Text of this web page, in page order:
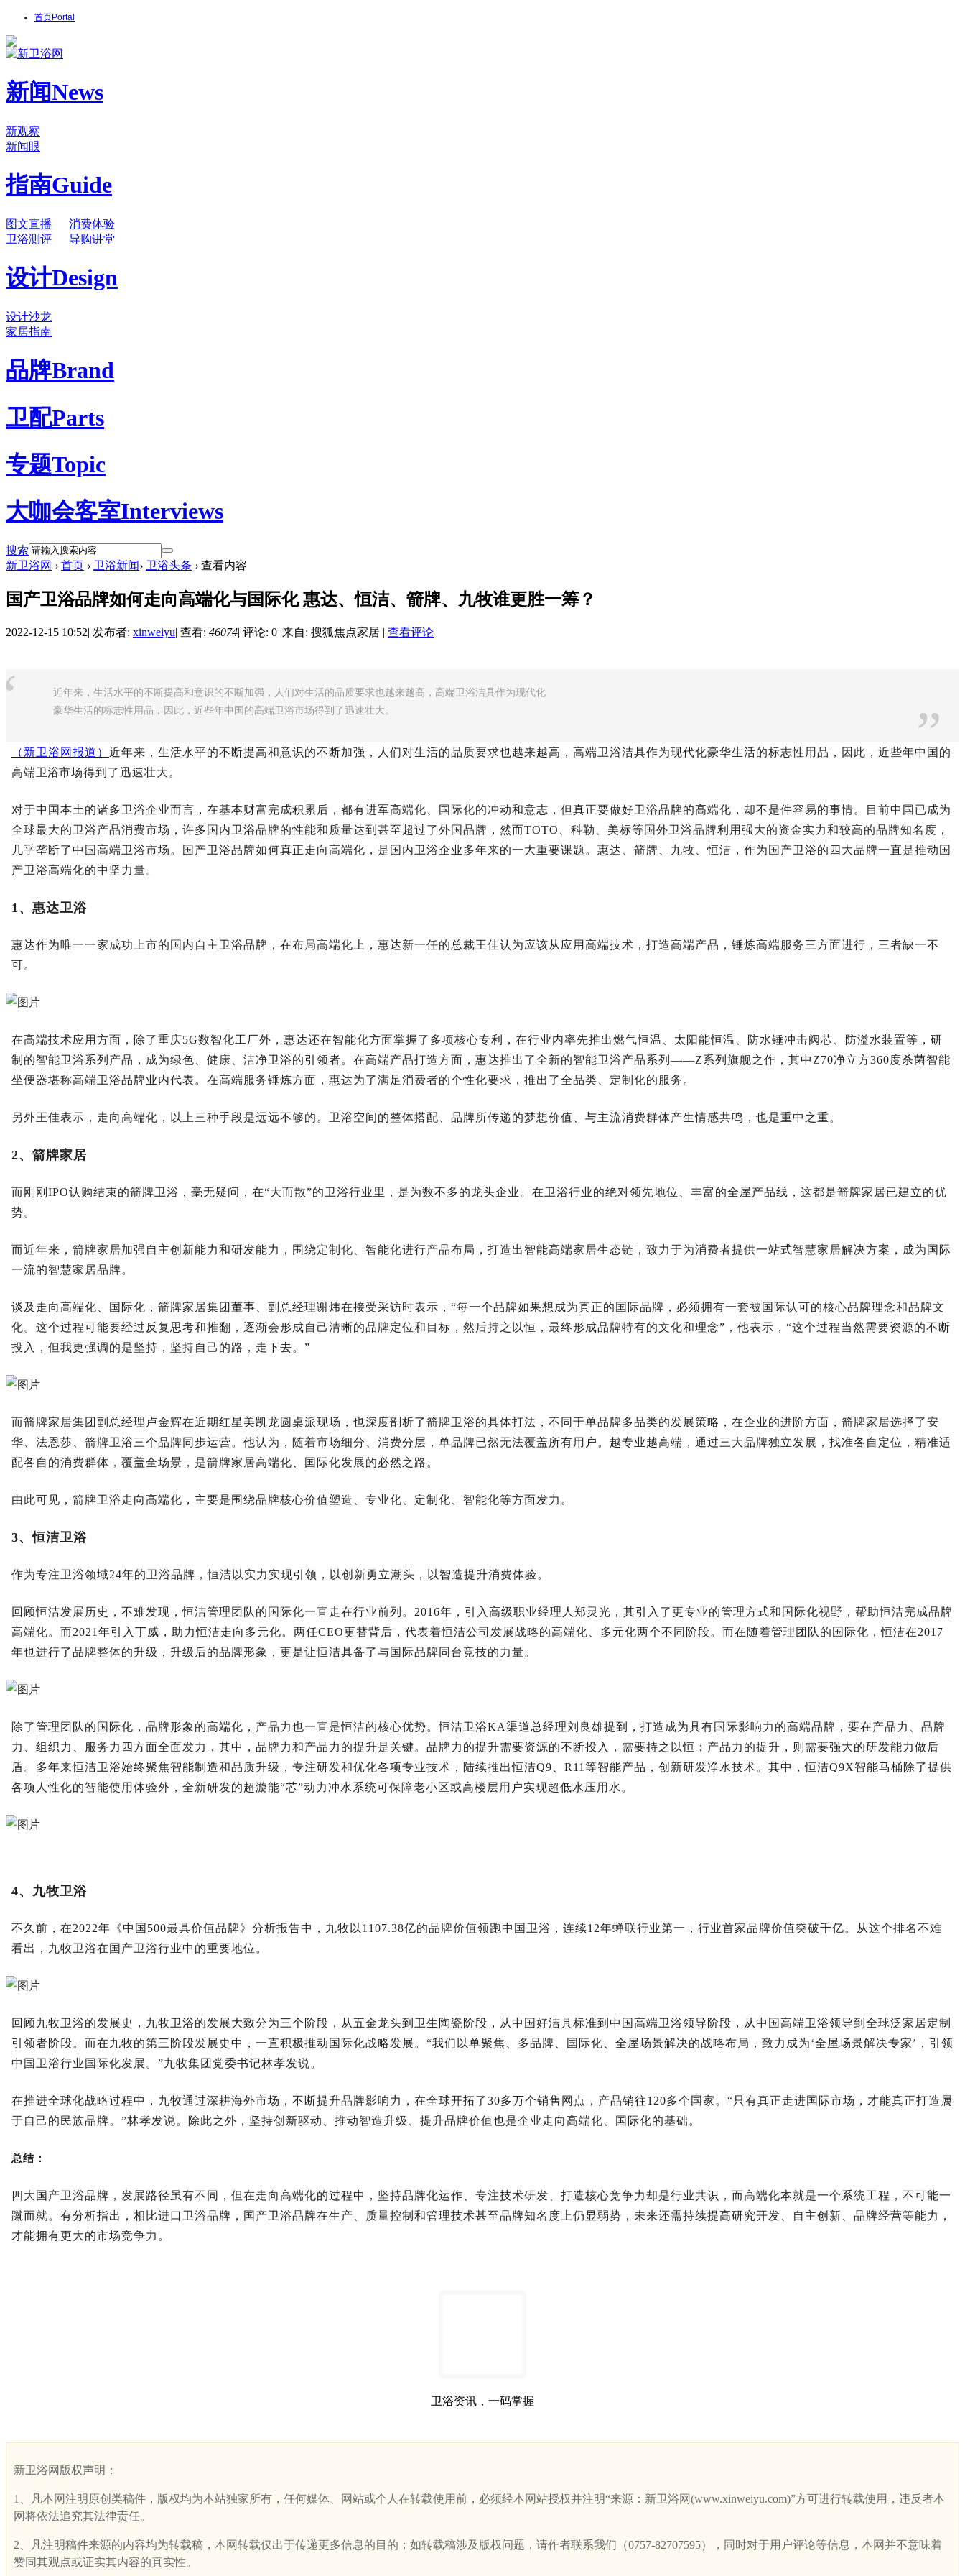
首页Portal
新闻News
新观察
新闻眼
指南Guide
图文直播
消费体验
卫浴测评
导购讲堂
设计Design
设计沙龙
家居指南
品牌Brand
卫配Parts
专题Topic
大咖会客室Interviews
搜索
新卫浴网 › 首页 › 卫浴新闻› 卫浴头条 › 查看内容
国产卫浴品牌如何走向高端化与国际化 惠达、恒洁、箭牌、九牧谁更胜一筹？
2022-12-15 10:52| 发布者: xinweiyu| 查看: 46074| 评论: 0 |来自: 搜狐焦点家居 | 查看评论
近年来，生活水平的不断提高和意识的不断加强，人们对生活的品质要求也越来越高，高端卫浴洁具作为现代化
豪华生活的标志性用品，因此，近些年中国的高端卫浴市场得到了迅速壮大。
”
（新卫浴网报道） 近年来，生活水平的不断提高和意识的不断加强，人们对生活的品质要求也越来越高，高端卫浴洁具作为现代化豪华生活的标志性用品，因此，近些年中国的
高端卫浴市场得到了迅速壮大。
对于中国本土的诸多卫浴企业而言，在基本财富完成积累后，都有进军高端化、国际化的冲动和意志，但真正要做好卫浴品牌的高端化，却不是件容易的事情。目前中国已成为
全球最大的卫浴产品消费市场，许多国内卫浴品牌的性能和质量达到甚至超过了外国品牌，然而TOTO、科勒、美标等国外卫浴品牌利用强大的资金实力和较高的品牌知名度，
几乎垄断了中国高端卫浴市场。国产卫浴品牌如何真正走向高端化，是国内卫浴企业多年来的一大重要课题。惠达、箭牌、九牧、恒洁，作为国产卫浴的四大品牌一直是推动国
产卫浴高端化的中坚力量。
1、惠达卫浴
惠达作为唯一一家成功上市的国内自主卫浴品牌，在布局高端化上，惠达新一任的总裁王佳认为应该从应用高端技术，打造高端产品，锤炼高端服务三方面进行，三者缺一不
可。
在高端技术应用方面，除了重庆5G数智化工厂外，惠达还在智能化方面掌握了多项核心专利，在行业内率先推出燃气恒温、太阳能恒温、防水锤冲击阀芯、防溢水装置等，研
制的智能卫浴系列产品，成为绿色、健康、洁净卫浴的引领者。在高端产品打造方面，惠达推出了全新的智能卫浴产品系列——Z系列旗舰之作，其中Z70净立方360度杀菌智能
坐便器堪称高端卫浴品牌业内代表。在高端服务锤炼方面，惠达为了满足消费者的个性化要求，推出了全品类、定制化的服务。
另外王佳表示，走向高端化，以上三种手段是远远不够的。卫浴空间的整体搭配、品牌所传递的梦想价值、与主流消费群体产生情感共鸣，也是重中之重。
2、箭牌家居
而刚刚IPO认购结束的箭牌卫浴，毫无疑问，在“大而散”的卫浴行业里，是为数不多的龙头企业。在卫浴行业的绝对领先地位、丰富的全屋产品线，这都是箭牌家居已建立的优
势。
而近年来，箭牌家居加强自主创新能力和研发能力，围绕定制化、智能化进行产品布局，打造出智能高端家居生态链，致力于为消费者提供一站式智慧家居解决方案，成为国际
一流的智慧家居品牌。
谈及走向高端化、国际化，箭牌家居集团董事、副总经理谢炜在接受采访时表示，“每一个品牌如果想成为真正的国际品牌，必须拥有一套被国际认可的核心品牌理念和品牌文
化。这个过程可能要经过反复思考和推翻，逐渐会形成自己清晰的品牌定位和目标，然后持之以恒，最终形成品牌特有的文化和理念”，他表示，“这个过程当然需要资源的不断
投入，但我更强调的是坚持，坚持自己的路，走下去。”
而箭牌家居集团副总经理卢金辉在近期红星美凯龙圆桌派现场，也深度剖析了箭牌卫浴的具体打法，不同于单品牌多品类的发展策略，在企业的进阶方面，箭牌家居选择了安
华、法恩莎、箭牌卫浴三个品牌同步运营。他认为，随着市场细分、消费分层，单品牌已然无法覆盖所有用户。越专业越高端，通过三大品牌独立发展，找准各自定位，精准适
配各自的消费群体，覆盖全场景，是箭牌家居高端化、国际化发展的必然之路。
由此可见，箭牌卫浴走向高端化，主要是围绕品牌核心价值塑造、专业化、定制化、智能化等方面发力。
3、恒洁卫浴
作为专注卫浴领域24年的卫浴品牌，恒洁以实力实现引领，以创新勇立潮头，以智造提升消费体验。
回顾恒洁发展历史，不难发现，恒洁管理团队的国际化一直走在行业前列。2016年，引入高级职业经理人郑灵光，其引入了更专业的管理方式和国际化视野，帮助恒洁完成品牌
高端化。而2021年引入丁威，助力恒洁走向多元化。两任CEO更替背后，代表着恒洁公司发展战略的高端化、多元化两个不同阶段。而在随着管理团队的国际化，恒洁在2017
年也进行了品牌整体的升级，升级后的品牌形象，更是让恒洁具备了与国际品牌同台竞技的力量。
除了管理团队的国际化，品牌形象的高端化，产品力也一直是恒洁的核心优势。恒洁卫浴KA渠道总经理刘良雄提到，打造成为具有国际影响力的高端品牌，要在产品力、品牌
力、组织力、服务力四方面全面发力，其中，品牌力和产品力的提升是关键。品牌力的提升需要资源的不断投入，需要持之以恒；产品力的提升，则需要强大的研发能力做后
盾。多年来恒洁卫浴始终聚焦智能制造和品质升级，专注研发和优化各项专业技术，陆续推出恒洁Q9、R11等智能产品，创新研发净水技术。其中，恒洁Q9X智能马桶除了提供
各项人性化的智能使用体验外，全新研发的超漩能“芯”动力冲水系统可保障老小区或高楼层用户实现超低水压用水。
4、九牧卫浴
不久前，在2022年《中国500最具价值品牌》分析报告中，九牧以1107.38亿的品牌价值领跑中国卫浴，连续12年蝉联行业第一，行业首家品牌价值突破千亿。从这个排名不难
看出，九牧卫浴在国产卫浴行业中的重要地位。
回顾九牧卫浴的发展史，九牧卫浴的发展大致分为三个阶段，从五金龙头到卫生陶瓷阶段，从中国好洁具标准到中国高端卫浴领导阶段，从中国高端卫浴领导到全球泛家居定制
引领者阶段。而在九牧的第三阶段发展史中，一直积极推动国际化战略发展。“我们以单聚焦、多品牌、国际化、全屋场景解决的战略布局，致力成为‘全屋场景解决专家’，引领
中国卫浴行业国际化发展。”九牧集团党委书记林孝发说。
在推进全球化战略过程中，九牧通过深耕海外市场，不断提升品牌影响力，在全球开拓了30多万个销售网点，产品销往120多个国家。“只有真正走进国际市场，才能真正打造属
于自己的民族品牌。”林孝发说。除此之外，坚持创新驱动、推动智造升级、提升品牌价值也是企业走向高端化、国际化的基础。
总结：
四大国产卫浴品牌，发展路径虽有不同，但在走向高端化的过程中，坚持品牌化运作、专注技术研发、打造核心竞争力却是行业共识，而高端化本就是一个系统工程，不可能一
蹴而就。有分析指出，相比进口卫浴品牌，国产卫浴品牌在生产、质量控制和管理技术甚至品牌知名度上仍显弱势，未来还需持续提高研究开发、自主创新、品牌经营等能力，
才能拥有更大的市场竞争力。
卫浴资讯，一码掌握
新卫浴网版权声明：
1、凡本网注明原创类稿件，版权均为本站独家所有，任何媒体、网站或个人在转载使用前，必须经本网站授权并注明“来源：新卫浴网(www.xinweiyu.com)”方可进行转载使用，违反者本
网将依法追究其法律责任。
2、凡注明稿件来源的内容均为转载稿，本网转载仅出于传递更多信息的目的；如转载稿涉及版权问题，请作者联系我们（0757-82707595），同时对于用户评论等信息，本网并不意味着
赞同其观点或证实其内容的真实性。